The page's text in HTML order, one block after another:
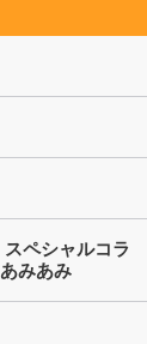
ペシャルコラ
みあみ